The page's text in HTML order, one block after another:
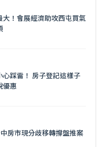
大！會展經濟助攻西屯買氣
心踩雷！ 房子登記這樣子
優惠
房市現分歧移轉撐盤推案